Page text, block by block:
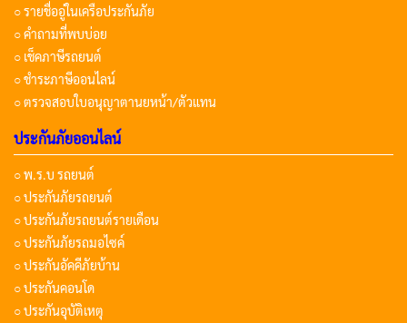
○ รายชื่ออู่ในเครือประกันภัย
○ คำถามที่พบบ่อย
○ เช็คภาษีรถยนต์
○ ชำระภาษีออนไลน์
○ ตรวจสอบใบอนุญาตานยหน้า/ตัวแทน
ประกันภัยออนไลน์
○ พ.ร.บ รถยนต์
○ ประกันภัยรถยนต์
○ ประกันภัยรถยนต์รายเดือน
○ ประกันภัยรถมอไซค์
○ ประกันอัคคีภัยบ้าน
○ ประกันคอนโด
○ ประกันอุบัติเหตุ